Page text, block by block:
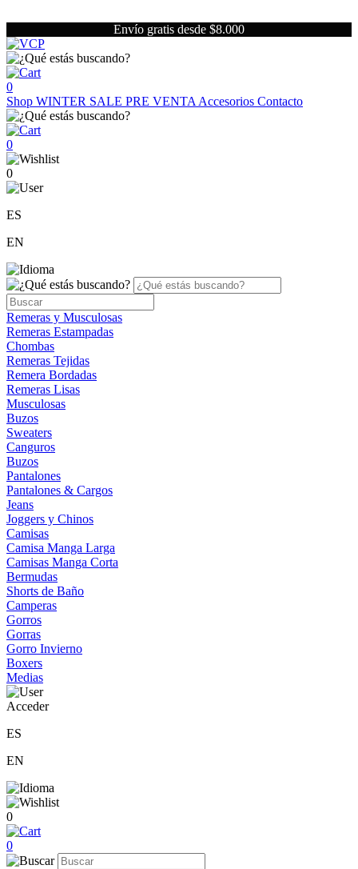
Envío gratis desde $8.000
0
Shop WINTER SALE PRE VENTA Accesorios Contacto
0
0
ES
EN
Remeras y Musculosas
Remeras Estampadas
Chombas
Remeras Tejidas
Remera Bordadas
Remeras Lisas
Musculosas
Buzos
Sweaters
Canguros
Buzos
Pantalones
Pantalones & Cargos
Jeans
Joggers y Chinos
Camisas
Camisa Manga Larga
Camisas Manga Corta
Bermudas
Shorts de Baño
Camperas
Gorros
Gorras
Gorro Invierno
Boxers
Medias
Acceder
ES
EN
0
0